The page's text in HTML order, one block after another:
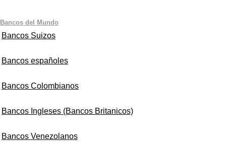
Bancos del Mundo
Bancos Suizos
Bancos españoles
Bancos Colombianos
Bancos Ingleses (Bancos Britanicos)
Bancos Venezolanos